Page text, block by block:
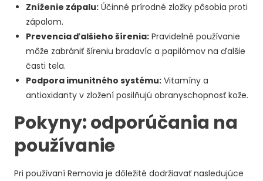
Zníženie zápalu: Účinné prírodné zložky pôsobia proti
zápalom.
Prevencia ďalšieho šírenia: Pravidelné používanie
môže zabrániť šíreniu bradavíc a papilómov na ďalšie
časti tela.
Podpora imunitného systému: Vitamíny a
antioxidanty v zložení posilňujú obranyschopnosť kože.
Pokyny: odporúčania na
používanie
Pri používaní Removia je dôležité dodržiavať nasledujúce